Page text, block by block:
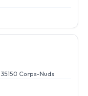
Corps-Nuds